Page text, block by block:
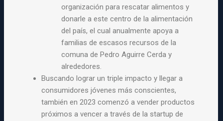
organización para rescatar alimentos y
donarle a este centro de la alimentación
del país, el cual anualmente apoya a
familias de escasos recursos de la
comuna de Pedro Aguirre Cerda y
alrededores.
Buscando lograr un triple impacto y llegar a
consumidores jóvenes más conscientes,
también en 2023 comenzó a vender productos
próximos a vencer a través de la startup de